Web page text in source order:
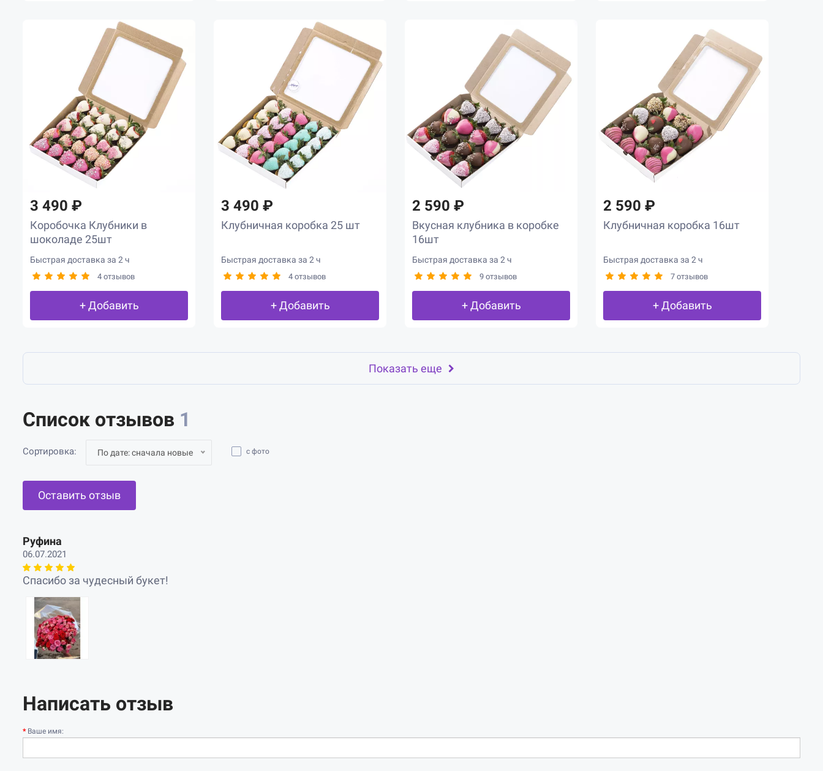
3 490 ₽
Коробочка Клубники в
шоколаде 25шт
Быстрая доставка за 2 ч
4 отзывов
+ Добавить
3 490 ₽
Клубничная коробка 25 шт
Быстрая доставка за 2 ч
4 отзывов
+ Добавить
2 590 ₽
Вкусная клубника в коробке
16шт
Быстрая доставка за 2 ч
9 отзывов
+ Добавить
2 590 ₽
Клубничная коробка 16шт
Быстрая доставка за 2 ч
7 отзывов
+ Добавить
Показать еще
Список отзывов 1
Сортировка: По дате: сначала новые с фото
Оставить отзыв
Руфина
06.07.2021
Спасибо за чудесный букет!
Написать отзыв
Ваше имя: